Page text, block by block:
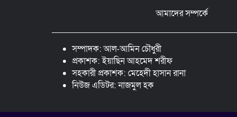
আমাদের সম্পর্কে
সম্পাদক: আল-আমিন চৌধুরী
প্রকাশক: ইয়াছিন আহমেদ শরীফ
সহকারী প্রকাশক: মেহেদী হাসান রানা
নিউজ এডিটর: নাজমুল হক